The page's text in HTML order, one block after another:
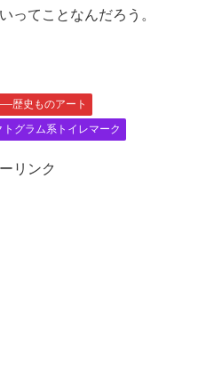
ってことなんだろう。
歴史ものアート
トグラム系トイレマーク
リンク